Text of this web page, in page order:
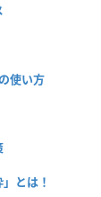
使い方
とは！